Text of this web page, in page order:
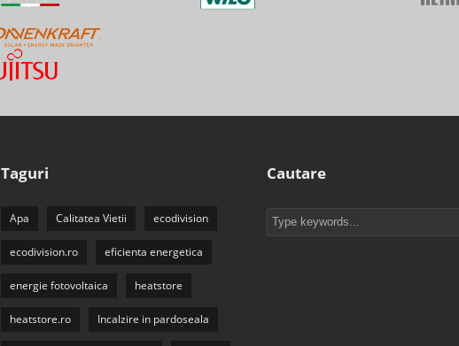
Taguri
Apa Calitatea Vietii ecodivision
ecodivision.ro eficienta energetica
energie fotovoltaica heatstore
heatstore.ro Incalzire in pardoseala
Cautare